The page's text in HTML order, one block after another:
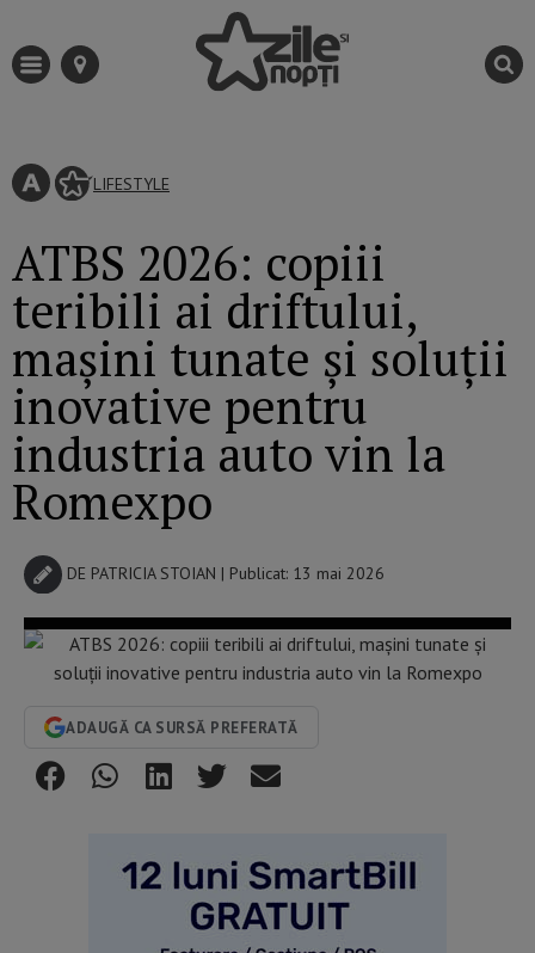
LIFESTYLE
ATBS 2026: copiii
teribili ai driftului,
mașini tunate și soluții
inovative pentru
industria auto vin la
Romexpo
DE PATRICIA STOIAN | Publicat: 13 mai 2026
ADAUGĂ CA SURSĂ PREFERATĂ